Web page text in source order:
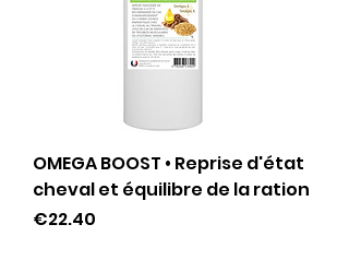
OMEGA BOOST • Reprise d'état
cheval et équilibre de la ration
Price
€22.40